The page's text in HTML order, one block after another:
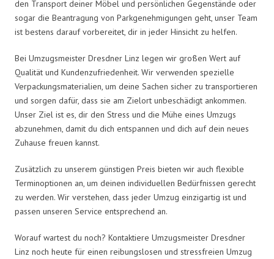
den Transport deiner Möbel und persönlichen Gegenstände oder
sogar die Beantragung von Parkgenehmigungen geht, unser Team
ist bestens darauf vorbereitet, dir in jeder Hinsicht zu helfen.
Bei Umzugsmeister Dresdner Linz legen wir großen Wert auf
Qualität und Kundenzufriedenheit. Wir verwenden spezielle
Verpackungsmaterialien, um deine Sachen sicher zu transportieren
und sorgen dafür, dass sie am Zielort unbeschädigt ankommen.
Unser Ziel ist es, dir den Stress und die Mühe eines Umzugs
abzunehmen, damit du dich entspannen und dich auf dein neues
Zuhause freuen kannst.
Zusätzlich zu unserem günstigen Preis bieten wir auch flexible
Terminoptionen an, um deinen individuellen Bedürfnissen gerecht
zu werden. Wir verstehen, dass jeder Umzug einzigartig ist und
passen unseren Service entsprechend an.
Worauf wartest du noch? Kontaktiere Umzugsmeister Dresdner
Linz noch heute für einen reibungslosen und stressfreien Umzug